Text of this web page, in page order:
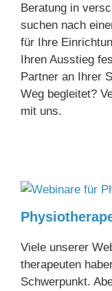
Beratung in
suchen nach
für Ihre
Ihren Ausstieg
Partner an Ihrer
Weg begleitet?
mit uns.
Viele unserer
therapeuten
Schwerpunkt.